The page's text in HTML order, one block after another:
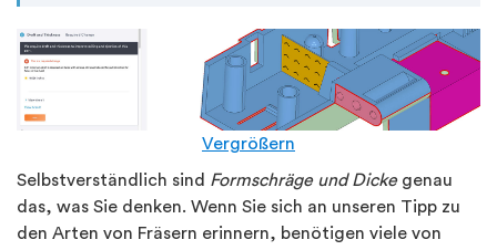
Vergrößern
Selbstverständlich sind Formschräge und Dickegenau
das, was Sie denken. Wenn Sie sich an unseren Tipp zu
den Arten von Fräsern erinnern, benötigen viele von